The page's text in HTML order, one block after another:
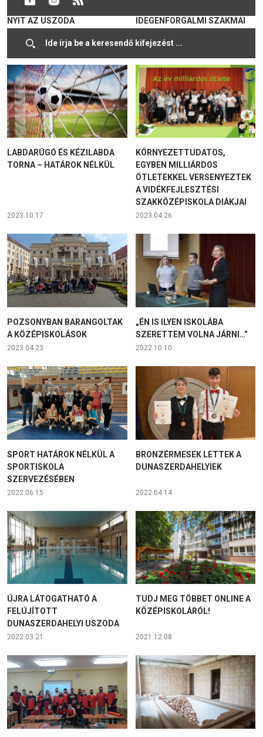
A TAVASZI SZÜNET UTÁN
NYIT AZ USZODA
2024.03.02
IDEGENFORGALMI SZAKMAI
2023.10.23
LABDARÚGÓ ÉS KÉZILABDA
TORNA – HATÁROK NÉLKÜL
2023.10.17
KÖRNYEZETTUDATOS,
EGYBEN MILLIÁRDOS
ÖTLETEKKEL VERSENYEZTEK
A VIDÉKFEJLESZTÉSI
SZAKKÖZÉPISKOLA DIÁKJAI
2023.04.26
POZSONYBAN BARANGOLTAK
A KÖZÉPISKOLÁSOK
2023.04.23
„ÉN IS ILYEN ISKOLÁBA
SZERETTEM VOLNA JÁRNI…”
2022.10.10
SPORT HATÁROK NÉLKÜL A
SPORTISKOLA
SZERVEZÉSÉBEN
2022.06.15
BRONZÉRMESEK LETTEK A
DUNASZERDAHELYIEK
2022.04.14
ÚJRA LÁTOGATHATÓ A
FELÚJÍTOTT
DUNASZERDAHELYI USZODA
2022.03.21
TUDJ MEG TÖBBET ONLINE A
KÖZÉPISKOLÁRÓL!
2021.12.08